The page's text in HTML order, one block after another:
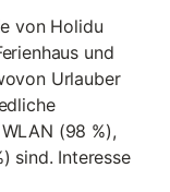
von Holidu
und
Urlauber
(98 %),
sind. Interesse